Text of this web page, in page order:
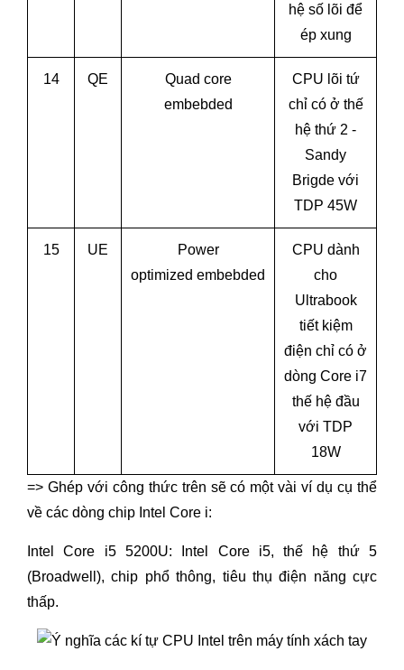
hệ số lõi để
ép xung
14 QE
Quad core
embebded
CPU lõi tứ
chỉ có ở thế
hệ thứ 2 -
Sandy
Brigde với
TDP 45W
15 UE
Power
optimized embebded
CPU dành
cho
Ultrabook
tiết kiệm
điện chỉ có ở
dòng Core i7
thế hệ đầu
với TDP
18W
=> Ghép với công thức trên sẽ có một vài ví dụ cụ thể
về các dòng chip Intel Core i:
Intel Core i5 5200U: Intel Core i5, thế hệ thứ 5
(Broadwell), chip phổ thông, tiêu thụ điện năng cực
thấp.